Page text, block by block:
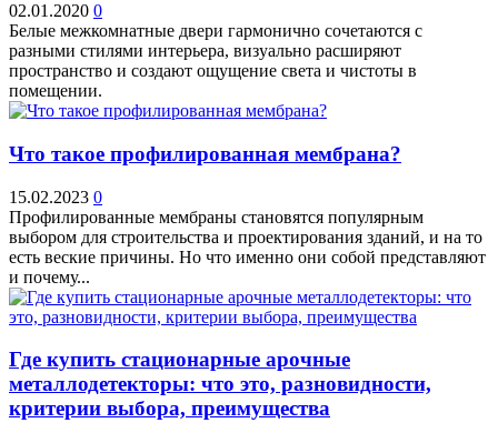
02.01.2020 0
Белые межкомнатные двери гармонично сочетаются с
разными стилями интерьера, визуально расширяют
пространство и создают ощущение света и чистоты в
помещении.
Что такое профилированная мембрана?
15.02.2023 0
Профилированные мембраны становятся популярным
выбором для строительства и проектирования зданий, и на то
есть веские причины. Но что именно они собой представляют
и почему...
Где купить стационарные арочные
металлодетекторы: что это, разновидности,
критерии выбора, преимущества